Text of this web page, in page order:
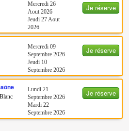
Je réserve
Mercredi 26
Aout 2026
Jeudi 27 Aout
2026
Je réserve
Mercredi 09
Septembre 2026
Jeudi 10
Septembre 2026
Je réserve
Lundi 21
Septembre 2026
Mardi 22
Septembre 2026